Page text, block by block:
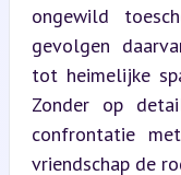
ongewild
gevolgen
tot heimelijke
Zonder op
confrontatie
vriendschap de